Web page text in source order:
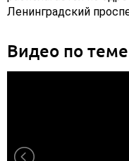
Ленинградский
Видео по теме